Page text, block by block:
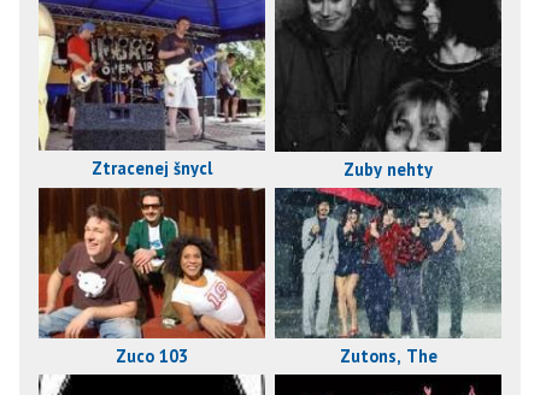
Ztracenej šnycl Zuby nehty
Zuco 103 Zutons, The